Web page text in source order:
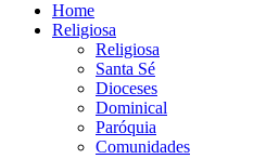
Home
Religiosa
Religiosa
Santa Sé
Dioceses
Dominical
Paróquia
Comunidades